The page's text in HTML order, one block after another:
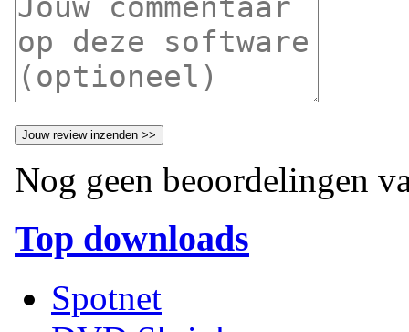
Nog geen beoordelingen
Top downloads
Spotnet